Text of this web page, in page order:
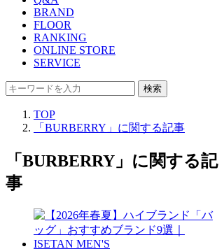
BRAND
FLOOR
RANKING
ONLINE STORE
SERVICE
検索
TOP
「BURBERRY」に関する記事
「BURBERRY」に関する記
事